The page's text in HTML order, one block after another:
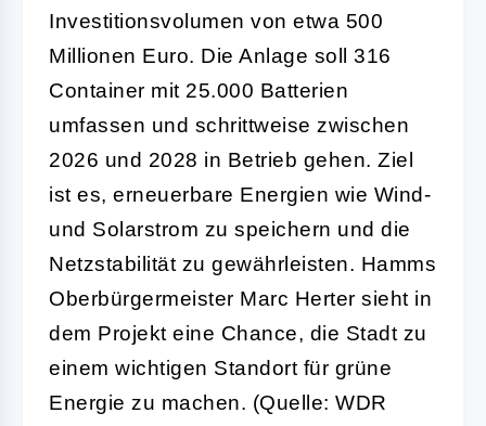
Investitionsvolumen von etwa 500
Millionen Euro. Die Anlage soll 316
Container mit 25.000 Batterien
umfassen und schrittweise zwischen
2026 und 2028 in Betrieb gehen. Ziel
ist es, erneuerbare Energien wie Wind-
und Solarstrom zu speichern und die
Netzstabilität zu gewährleisten. Hamms
Oberbürgermeister Marc Herter sieht in
dem Projekt eine Chance, die Stadt zu
einem wichtigen Standort für grüne
Energie zu machen. (Quelle: WDR